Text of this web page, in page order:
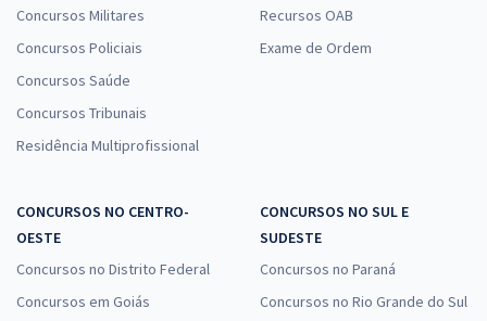
Concursos Militares
Concursos Policiais
Concursos Saúde
Concursos Tribunais
Residência Multiprofissional
Recursos OAB
Exame de Ordem
CONCURSOS NO CENTRO-
OESTE
Concursos no Distrito Federal
Concursos em Goiás
CONCURSOS NO SUL E
SUDESTE
Concursos no Paraná
Concursos no Rio Grande do Sul